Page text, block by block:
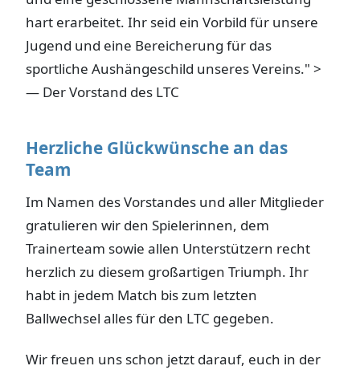
hart erarbeitet. Ihr seid ein Vorbild für unsere
Jugend und eine Bereicherung für das
sportliche Aushängeschild unseres Vereins." >
— Der Vorstand des LTC
Herzliche Glückwünsche an das
Team
Im Namen des Vorstandes und aller Mitglieder
gratulieren wir den Spielerinnen, dem
Trainerteam sowie allen Unterstützern recht
herzlich zu diesem großartigen Triumph. Ihr
habt in jedem Match bis zum letzten
Ballwechsel alles für den LTC gegeben.
Wir freuen uns schon jetzt darauf, euch in der